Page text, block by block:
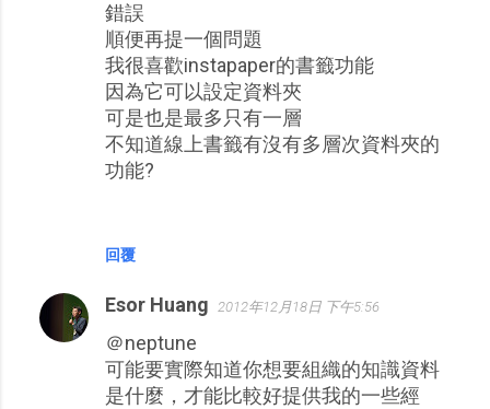
錯誤
順便再提一個問題
我很喜歡instapaper的書籤功能
因為它可以設定資料夾
可是也是最多只有一層
不知道線上書籤有沒有多層次資料夾的
功能?
回覆
Esor Huang 2012年12月18日 下午5:56
＠neptune
可能要實際知道你想要組織的知識資料
是什麼，才能比較好提供我的一些經